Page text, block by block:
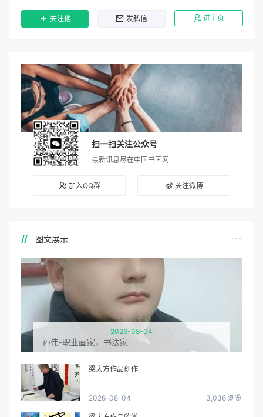
关注他 发私信 进主页
扫一扫关注公众号
最新讯息尽在中国书画网
加入QQ群 关注微博
图文展示
2026-08-04
孙伟-职业画家，书法家
梁大方作品创作
2026-08-04 3,036 浏览